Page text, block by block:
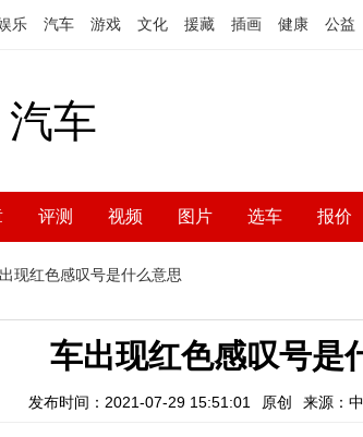
乐 汽车 游戏 文化 援藏 插画 健康 公益
汽车
评测 视频 图片 选车 报价
现红色感叹号是什么意思
车出现红色感叹号是
发布时间：2021-07-29 15:51:01 原创 来源：